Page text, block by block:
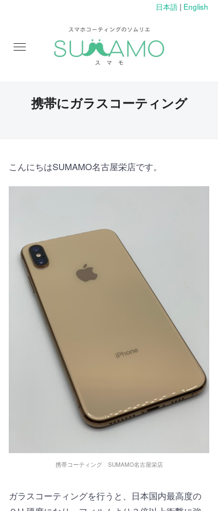
日本語 | English
携帯にガラスコーティング
こんにちはSUMAMO名古屋栄店です。
携帯コーティング SUMAMO名古屋栄店
ガラスコーティングを行うと、日本国内最高度の